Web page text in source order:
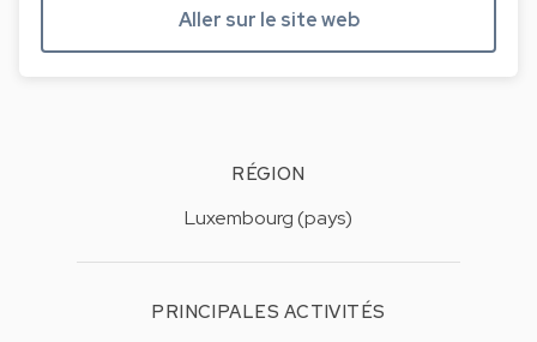
Aller sur le site web
RÉGION
Luxembourg (pays)
PRINCIPALES ACTIVITÉS